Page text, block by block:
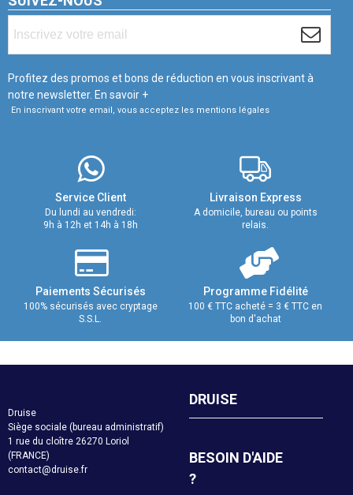
Profitez des promos et bons de réduction en vous inscrivant à
notre newsletter. En savoir +
En inscrivant votre email, vous acceptez les mentions légales
Service Client
Du lundi au vendredi:
9h à 12h et 14h à 18h
Livraison Express
A domicile, bureau ou points
relais.
Paiements Sécurisés
100% sécurisés avec cryptage
S.S.L.
Programme Fidélité
100 € TTC acheté = 3 € TTC en
bon d'achat
Druise
Siège sociale (bureau administratif)
1 rue du cloître 26270 Loriol
(FRANCE)
contact@druise.fr
DRUISE
BESOIN D'AIDE
?